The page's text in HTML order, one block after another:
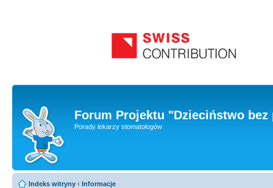
Forum Projektu "Dzieciństwo
Porady lekarzy stomatologów
Indeks witryny ‹ Informacje